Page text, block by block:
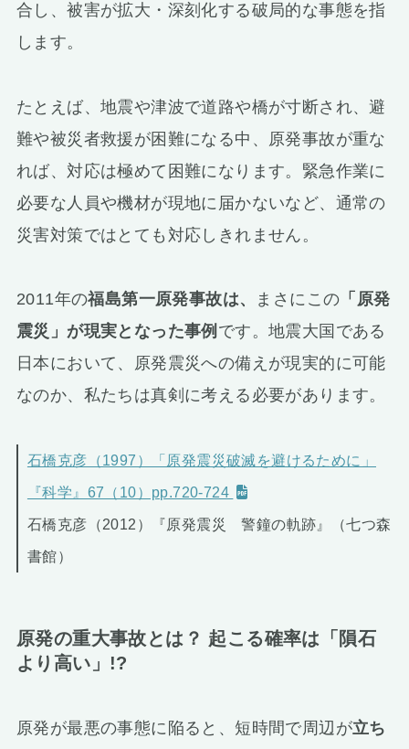
合し、被害が拡大・深刻化する破局的な事態を指
します。
たとえば、地震や津波で道路や橋が寸断され、避
難や被災者救援が困難になる中、原発事故が重な
れば、対応は極めて困難になります。緊急作業に
必要な人員や機材が現地に届かないなど、通常の
災害対策ではとても対応しきれません。
2011年の福島第一原発事故は、 まさにこの 「原発
震災」が現実となった事例 です。地震大国である
日本において、原発震災への備えが現実的に可能
なのか、私たちは真剣に考える必要があります。
石橋克彦（1997）「原発震災破滅を避けるために」
『科学』67（10）pp.720-724
石橋克彦（2012）『原発震災 警鐘の軌跡』（七つ森
書館）
原発の重大事故とは？ 起こる確率は「隕石
より高い」!?
原発が最悪の事態に陥ると、短時間で周辺が立ち